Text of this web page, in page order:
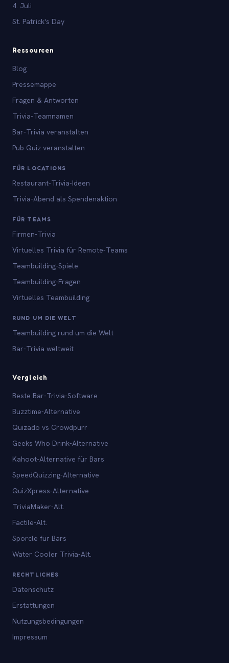
4. Juli
St. Patrick's Day
Ressourcen
Blog
Pressemappe
Fragen & Antworten
Trivia-Teamnamen
Bar-Trivia veranstalten
Pub Quiz veranstalten
FÜR LOCATIONS
Restaurant-Trivia-Ideen
Trivia-Abend als Spendenaktion
FÜR TEAMS
Firmen-Trivia
Virtuelles Trivia für Remote-Teams
Teambuilding-Spiele
Teambuilding-Fragen
Virtuelles Teambuilding
RUND UM DIE WELT
Teambuilding rund um die Welt
Bar-Trivia weltweit
Vergleich
Beste Bar-Trivia-Software
Buzztime-Alternative
Quizado vs Crowdpurr
Geeks Who Drink-Alternative
Kahoot-Alternative für Bars
SpeedQuizzing-Alternative
QuizXpress-Alternative
TriviaMaker-Alt.
Factile-Alt.
Sporcle für Bars
Water Cooler Trivia-Alt.
RECHTLICHES
Datenschutz
Erstattungen
Nutzungsbedingungen
Impressum